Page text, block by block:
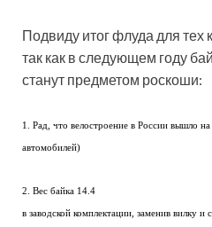
Подвиду итог флуда для тех
так как в следующем году
станут предметом роскоши:
1. Рад, что велостроение в России вышло
автомобилей)
2. Вес байка 14.4
в заводской комплектации, заменив вилку и